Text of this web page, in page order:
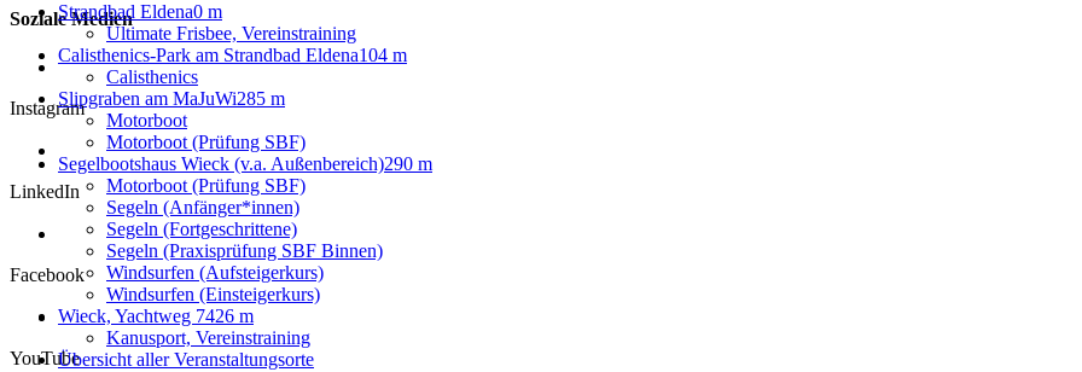
Strandbad Eldena0 m
Ultimate Frisbee, Vereinstraining
Calisthenics-Park am Strandbad Eldena104 m
Calisthenics
Slipgraben am MaJuWi285 m
Motorboot
Motorboot (Prüfung SBF)
Segelbootshaus Wieck (v.a. Außenbereich)290 m
Motorboot (Prüfung SBF)
Segeln (Anfänger*innen)
Segeln (Fortgeschrittene)
Segeln (Praxisprüfung SBF Binnen)
Windsurfen (Aufsteigerkurs)
Windsurfen (Einsteigerkurs)
Wieck, Yachtweg 7426 m
Kanusport, Vereinstraining
Übersicht aller Veranstaltungsorte
Soziale Medien
Instagram
LinkedIn
Facebook
YouTube